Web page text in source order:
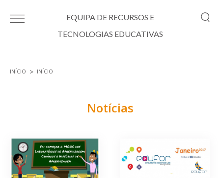
EQUIPA DE RECURSOS E
TECNOLOGIAS EDUCATIVAS
INÍCIO INÍCIO
Notícias
Páginas